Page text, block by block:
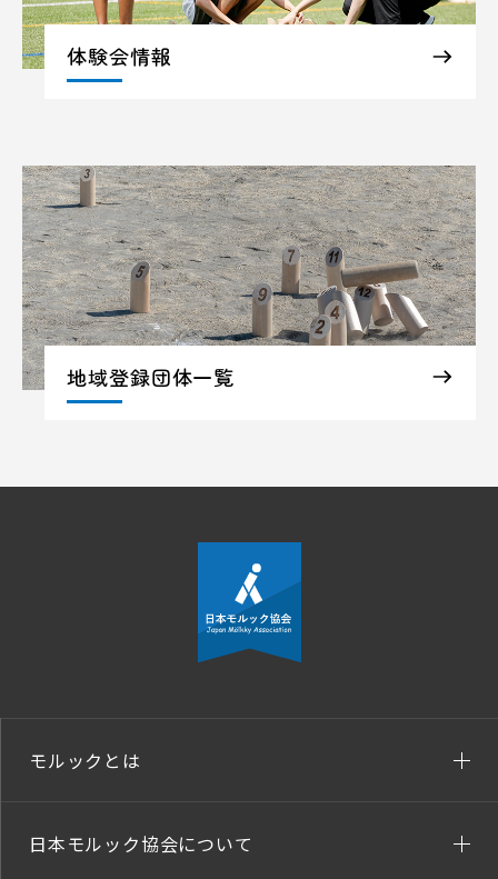
体験会情報
地域登録団体一覧
モルックとは
日本モルック協会について